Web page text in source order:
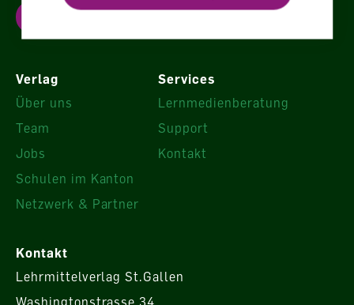
Verlag
Über uns
Team
Jobs
Schulen im Kanton
Netzwerk & Partner
Services
Lernmedienberatung
Support
Kontakt
Kontakt
Lehrmittelverlag St.Gallen
Washingtonstrasse 34